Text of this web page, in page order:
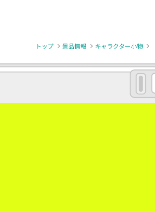
トップ 景品情報 キャラクター小物